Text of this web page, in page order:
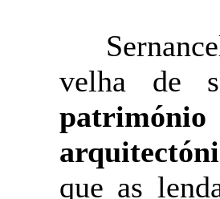
velha de
que as